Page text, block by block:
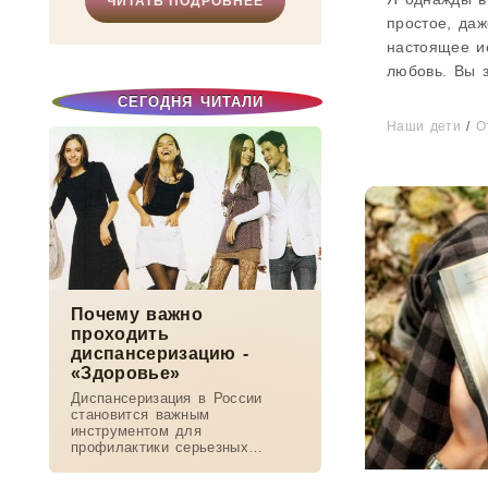
СЕГОДНЯ ЧИТАЛИ
Почему важно
проходить
диспансеризацию -
«Здоровье»
Диспансеризация в России
становится важным
инструментом для
профилактики серьезных
простое,
настоящее
любовь. Вы
дочкой
30, дочке -
море не
Наши дети /